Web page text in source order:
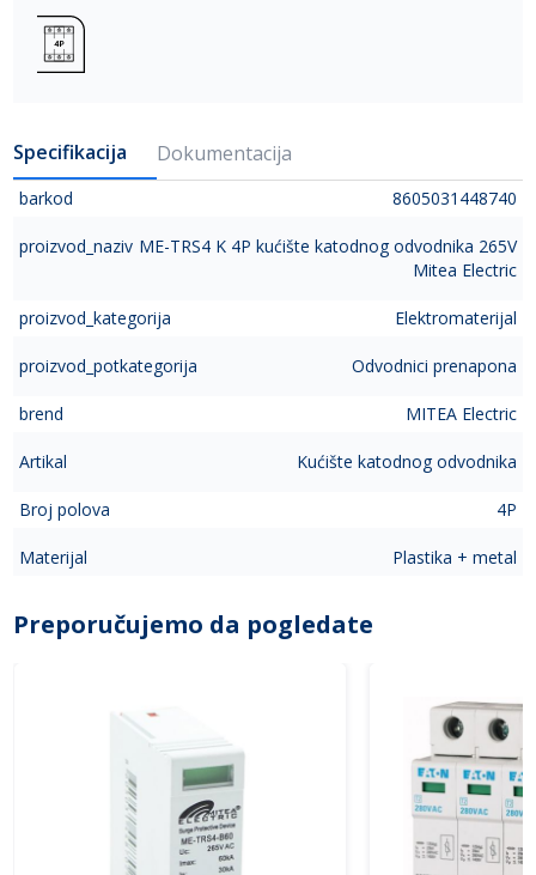
Specifikacija Dokumentacija
barkod 8605031448740
proizvod_naziv ME-TRS4 K 4P kućište katodnog odvodnika 265V
Mitea Electric
proizvod_kategorija Elektromaterijal
proizvod_potkategorija Odvodnici prenapona
brend MITEA Electric
Artikal Kućište katodnog odvodnika
Broj polova 4P
Materijal Plastika + metal
Preporučujemo da pogledate